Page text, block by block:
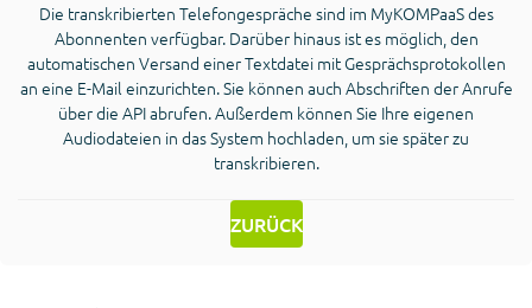
Die transkribierten Telefongespräche sind im MyKOMPaaS des
Abonnenten verfügbar. Darüber hinaus ist es möglich, den
automatischen Versand einer Textdatei mit Gesprächsprotokollen
an eine E-Mail einzurichten. Sie können auch Abschriften der Anrufe
über die API abrufen. Außerdem können Sie Ihre eigenen
Audiodateien in das System hochladen, um sie später zu
transkribieren.
ZURÜCK